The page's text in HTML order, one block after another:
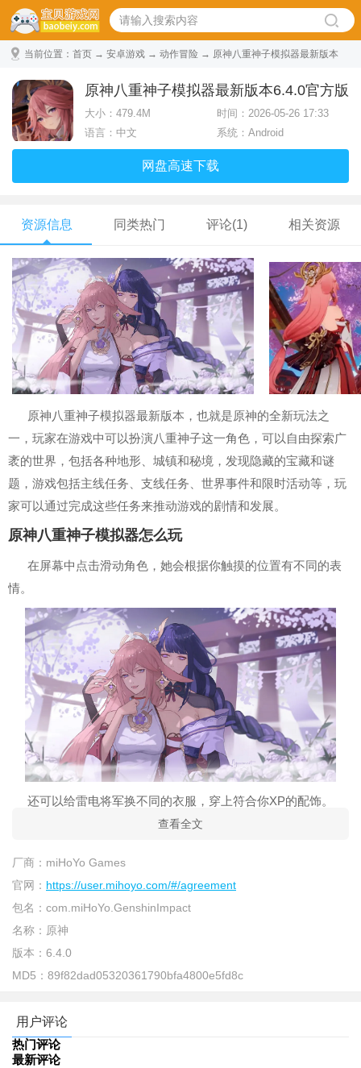
当前位置： 首页 → 安卓游戏 → 动作冒险 → 原神八重神子模拟器最新版本
原神八重神子模拟器最新版本6.4.0官方版
大小： 479.4M
时间：2026-05-26 17:33
语言：中文
系统：Android
网盘高速下载
资源信息 同类热门 评论(1) 相关资源
原神八重神子模拟器最新版本，也就是原神的全新玩法之
一，玩家在游戏中可以扮演八重神子这一角色，可以自由探索广
袤的世界，包括各种地形、城镇和秘境，发现隐藏的宝藏和谜
题，游戏包括主线任务、支线任务、世界事件和限时活动等，玩
家可以通过完成这些任务来推动游戏的剧情和发展。
原神八重神子模拟器怎么玩
在屏幕中点击滑动角色，她会根据你触摸的位置有不同的表
情。
还可以给雷电将军换不同的衣服，穿上符合你XP的配饰。
除了模拟手，游戏还提供了不同的道具，让你享受更多的福
利乐趣。
查看全文
厂商： miHoYo Games
官网： https://user.mihoyo.com/#/agreement
包名： com.miHoYo.GenshinImpact
名称： 原神
版本： 6.4.0
MD5： 89f82dad05320361790bfa4800e5fd8c
用户评论
热门评论
最新评论